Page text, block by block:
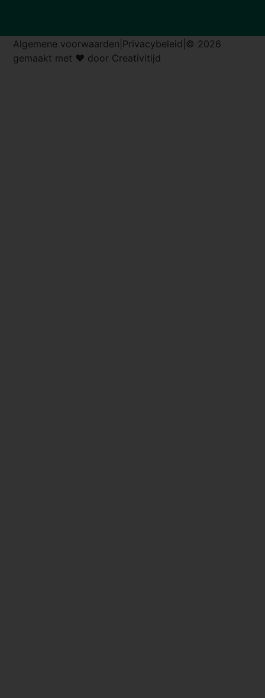
Algemene voorwaarden Privacybeleid © 2026
gemaakt met ♥ door Creativitijd